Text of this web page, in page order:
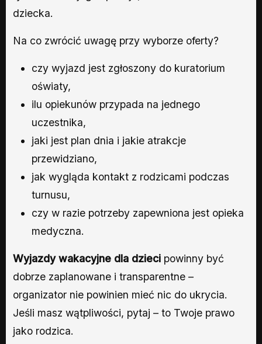
dziecka.
Na co zwrócić uwagę przy wyborze oferty?
czy wyjazd jest zgłoszony do kuratorium
oświaty,
ilu opiekunów przypada na jednego
uczestnika,
jaki jest plan dnia i jakie atrakcje
przewidziano,
jak wygląda kontakt z rodzicami podczas
turnusu,
czy w razie potrzeby zapewniona jest opieka
medyczna.
Wyjazdy wakacyjne dla dzieci powinny być
dobrze zaplanowane i transparentne –
organizator nie powinien mieć nic do ukrycia.
Jeśli masz wątpliwości, pytaj – to Twoje prawo
jako rodzica.